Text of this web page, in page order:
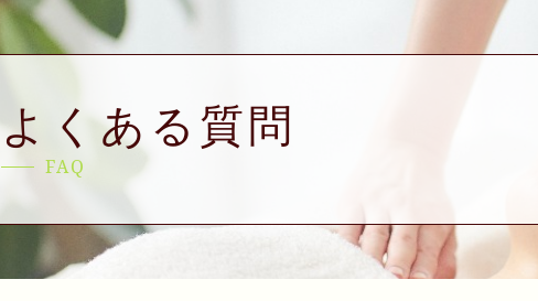
よくある質問
FAQ